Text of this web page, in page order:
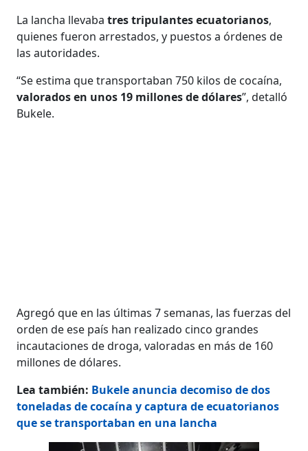
La lancha llevabatres tripulantes ecuatorianos,
quienes fueron arrestados, y puestos a órdenes de
las autoridades.
“Se estima que transportaban 750 kilos de cocaína,
valorados en unos 19 millones de dólares”, detalló
Bukele.
Agregó que en las últimas 7 semanas, las fuerzas del
orden de ese país han realizado cinco grandes
incautaciones de droga, valoradas en más de 160
millones de dólares.
Lea también: Bukele anuncia decomiso de dos
toneladas de cocaína y captura de ecuatorianos
que se transportaban en una lancha